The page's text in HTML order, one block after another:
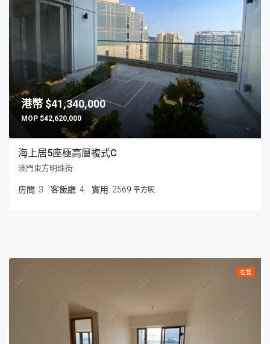
$41,340,000
$42,620,000
海上居5座極高層複式C
澳門東方明珠街
房間: 3 客飯廳: 4 2569 平方呎
在售